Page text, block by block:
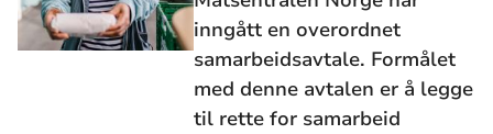
inngått en overordnet
samarbeidsavtale. Formålet
med denne avtalen er å legge
til rette for samarbeid